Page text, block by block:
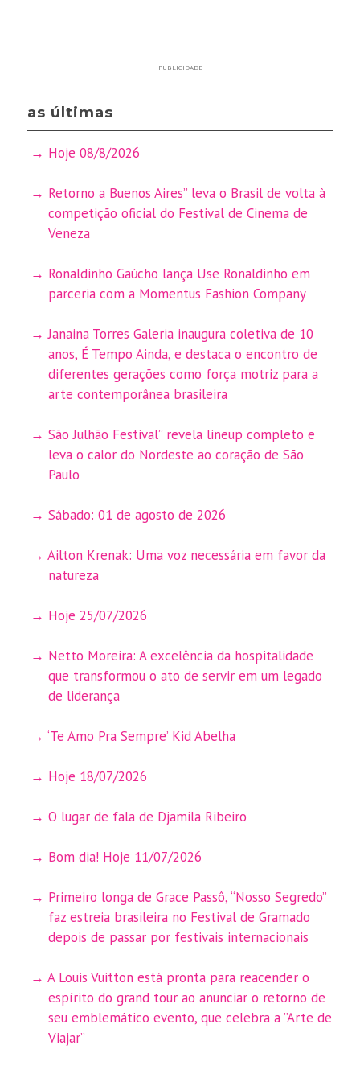
PUBLICIDADE
as últimas
Hoje 08/8/2026
Retorno a Buenos Aires” leva o Brasil de volta à
competição oficial do Festival de Cinema de
Veneza
Ronaldinho Gaúcho lança Use Ronaldinho em
parceria com a Momentus Fashion Company
Janaina Torres Galeria inaugura coletiva de 10
anos, É Tempo Ainda, e destaca o encontro de
diferentes gerações como força motriz para a
arte contemporânea brasileira
São Julhão Festival” revela lineup completo e
leva o calor do Nordeste ao coração de São
Paulo
Sábado: 01 de agosto de 2026
Ailton Krenak: Uma voz necessária em favor da
natureza
Hoje 25/07/2026
Netto Moreira: A excelência da hospitalidade
que transformou o ato de servir em um legado
de liderança
‘Te Amo Pra Sempre’ Kid Abelha
Hoje 18/07/2026
O lugar de fala de Djamila Ribeiro
Bom dia! Hoje 11/07/2026
Primeiro longa de Grace Passô, “Nosso Segredo”
faz estreia brasileira no Festival de Gramado
depois de passar por festivais internacionais
A Louis Vuitton está pronta para reacender o
espírito do grand tour ao anunciar o retorno de
seu emblemático evento, que celebra a ”Arte de
Viajar”